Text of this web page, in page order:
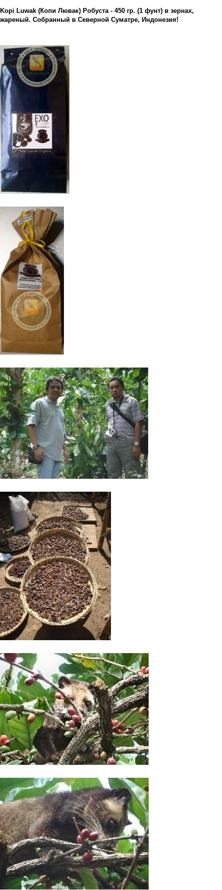
Kopi Luwak (Копи Лювак) Робуста - 450 гр. (1 фунт) в зернах,
жареный. Собранный в Северной Суматре, Индонезия!